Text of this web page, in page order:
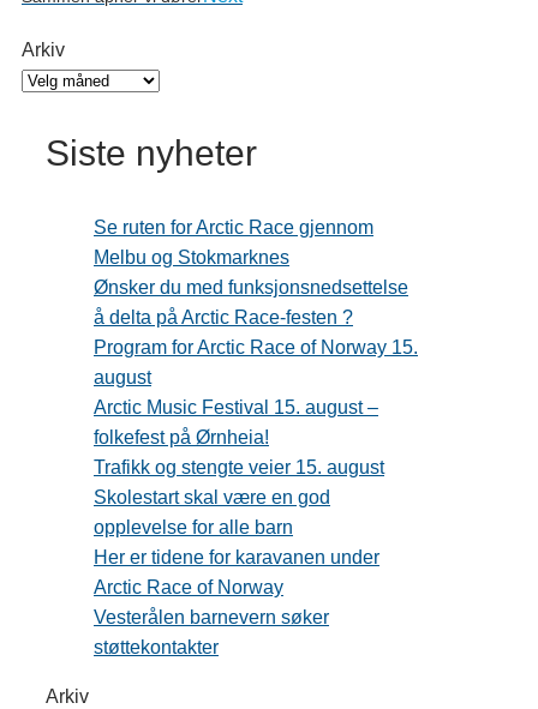
Arkiv
Siste nyheter
Se ruten for Arctic Race gjennom
Melbu og Stokmarknes
Ønsker du med funksjonsnedsettelse
å delta på Arctic Race-festen ?
Program for Arctic Race of Norway 15.
august
Arctic Music Festival 15. august –
folkefest på Ørnheia!
Trafikk og stengte veier 15. august
Skolestart skal være en god
opplevelse for alle barn
Her er tidene for karavanen under
Arctic Race of Norway
Vesterålen barnevern søker
støttekontakter
Arkiv